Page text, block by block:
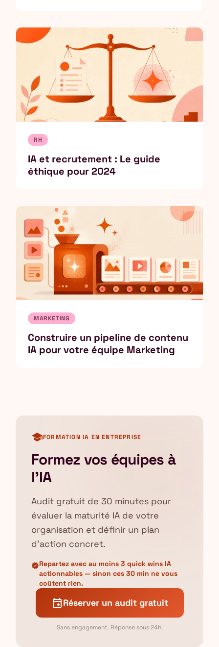
RH
IA et recrutement : Le guide
éthique pour 2024
MARKETING
Construire un pipeline de contenu
IA pour votre équipe Marketing
schoolFORMATION IA EN ENTREPRISE
Formez vos équipes à
l'IA
Audit gratuit de 30 minutes pour
évaluer la maturité IA de votre
organisation et définir un plan
d'action concret.
verifiedRepartez avec au moins 3 quick wins IA
actionnables — sinon ces 30 min ne vous
coûtent rien.
eventRéserver un audit gratuit
Sans engagement. Réponse sous 24h.